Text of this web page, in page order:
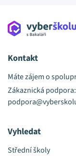
Kontakt
Máte zájem o
Zákaznická podpora:
Vyhledat
Střední školy